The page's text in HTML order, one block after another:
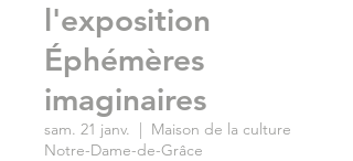
l'exposition
Éphémères
imaginaires
sam. 21 janv.
  |
Maison de la culture
Notre-Dame-de-Grâce